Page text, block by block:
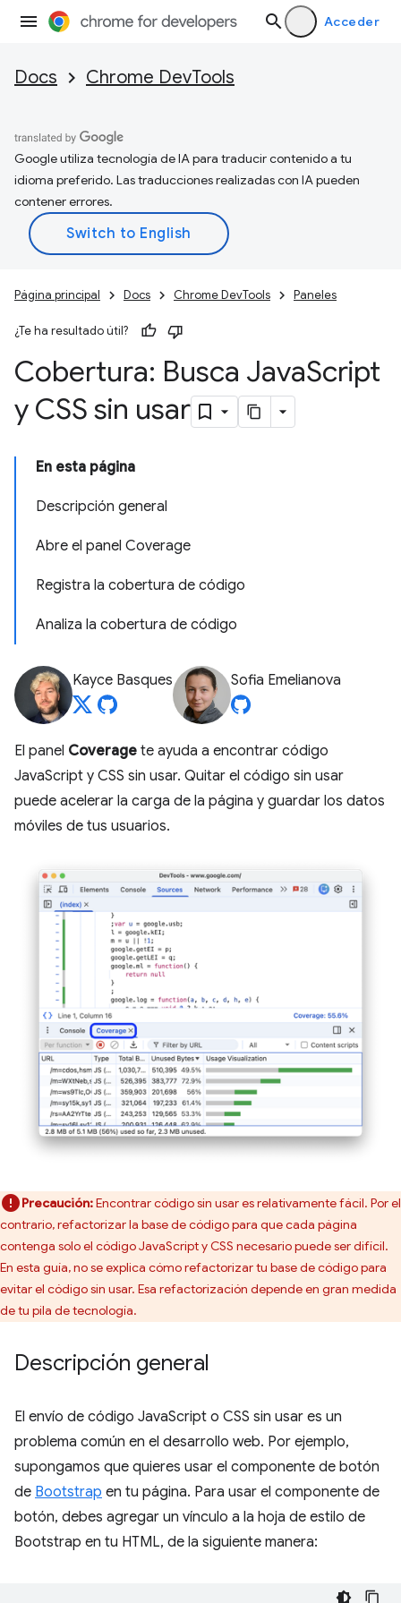
Acceder
Docs Chrome DevTools
Google utiliza tecnología de IA para traducir contenido a tu
idioma preferido. Las traducciones realizadas con IA pueden
contener errores.
Página principal Docs Chrome DevTools Paneles
¿Te ha resultado útil?
Cobertura: Busca JavaScript
y CSS sin usar
En esta página
Descripción general
Abre el panel Coverage
Registra la cobertura de código
Analiza la cobertura de código
Kayce Basques Sofia Emelianova
El panel Coverage te ayuda a encontrar código
JavaScript y CSS sin usar. Quitar el código sin usar
puede acelerar la carga de la página y guardar los datos
móviles de tus usuarios.
Precaución:Encontrar código sin usar es relativamente fácil. Por el
contrario, refactorizar la base de código para que cada página
contenga solo el código JavaScript y CSS necesario puede ser difícil.
En esta guía, no se explica cómo refactorizar tu base de código para
evitar el código sin usar. Esa refactorización depende en gran medida
de tu pila de tecnología.
Descripción general
El envío de código JavaScript o CSS sin usar es un
problema común en el desarrollo web. Por ejemplo,
supongamos que quieres usar el componente de botón
de Bootstrap en tu página. Para usar el componente de
botón, debes agregar un vínculo a la hoja de estilo de
Bootstrap en tu HTML, de la siguiente manera: